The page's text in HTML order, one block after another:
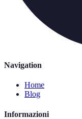
Navigation
Home
Blog
Informazioni